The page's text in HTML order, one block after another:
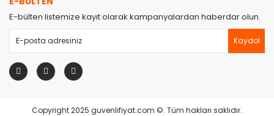
E-bülten listemize kayıt olarak kampanyalardan haberdar olun.
Kaydol
Copyright 2025 guvenlifiyat.com ©. Tüm hakları saklıdır.